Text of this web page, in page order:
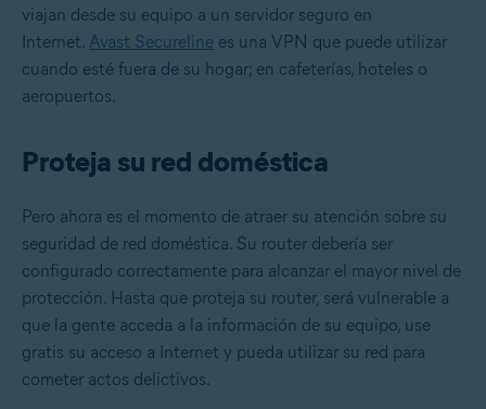
viajan desde su equipo a un servidor seguro en
Internet. Avast Secureline es una VPN que puede utilizar
cuando esté fuera de su hogar; en cafeterías, hoteles o
aeropuertos.
Proteja su red doméstica
Pero ahora es el momento de atraer su atención sobre su
seguridad de red doméstica. Su router debería ser
configurado correctamente para alcanzar el mayor nivel de
protección. Hasta que proteja su router, será vulnerable a
que la gente acceda a la información de su equipo, use
gratis su acceso a Internet y pueda utilizar su red para
cometer actos delictivos.